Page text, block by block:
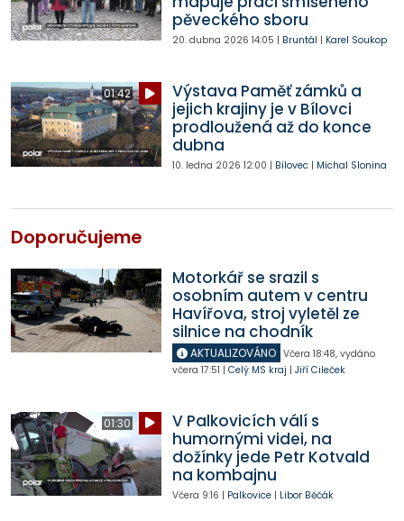
pěveckého sboru
20. dubna 2026 14:05 | Bruntál | Karel Soukop
01:42
Výstava Paměť zámků a
jejich krajiny je v Bílovci
prodloužená až do konce
dubna
10. ledna 2026 12:00 | Bílovec| Michal Slonina
Doporučujeme
Motorkář se srazil s
osobním autem v centru
Havířova, stroj vyletěl ze
silnice na chodník
AKTUALIZOVÁNO Včera 18:48, vydáno
včera 17:51 | Celý MS kraj | Jiří Cileček
01:30
V Palkovicích válí s
humornými videi, na
dožínky jede Petr Kotvald
na kombajnu
Včera 9:16 | Palkovice| Libor Běčák